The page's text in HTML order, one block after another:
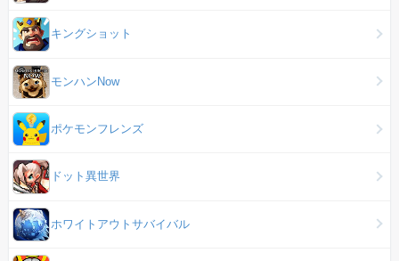
キングショット
モンハンNow
ポケモンフレンズ
ドット異世界
ホワイトアウトサバイバル